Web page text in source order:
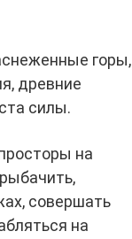
горы,
древние
силы.
на
совершать
на